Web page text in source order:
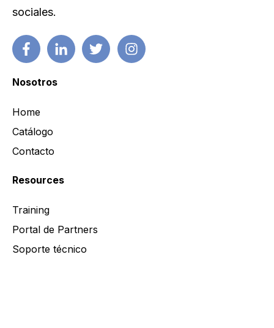
sociales.
Nosotros
Home
Catálogo
Contacto
Resources
Training
Portal de Partners
Soporte técnico